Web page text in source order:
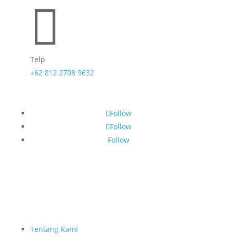

Telp
+62 812 2708 9632
Follow
Follow
Follow
Tentang Kami